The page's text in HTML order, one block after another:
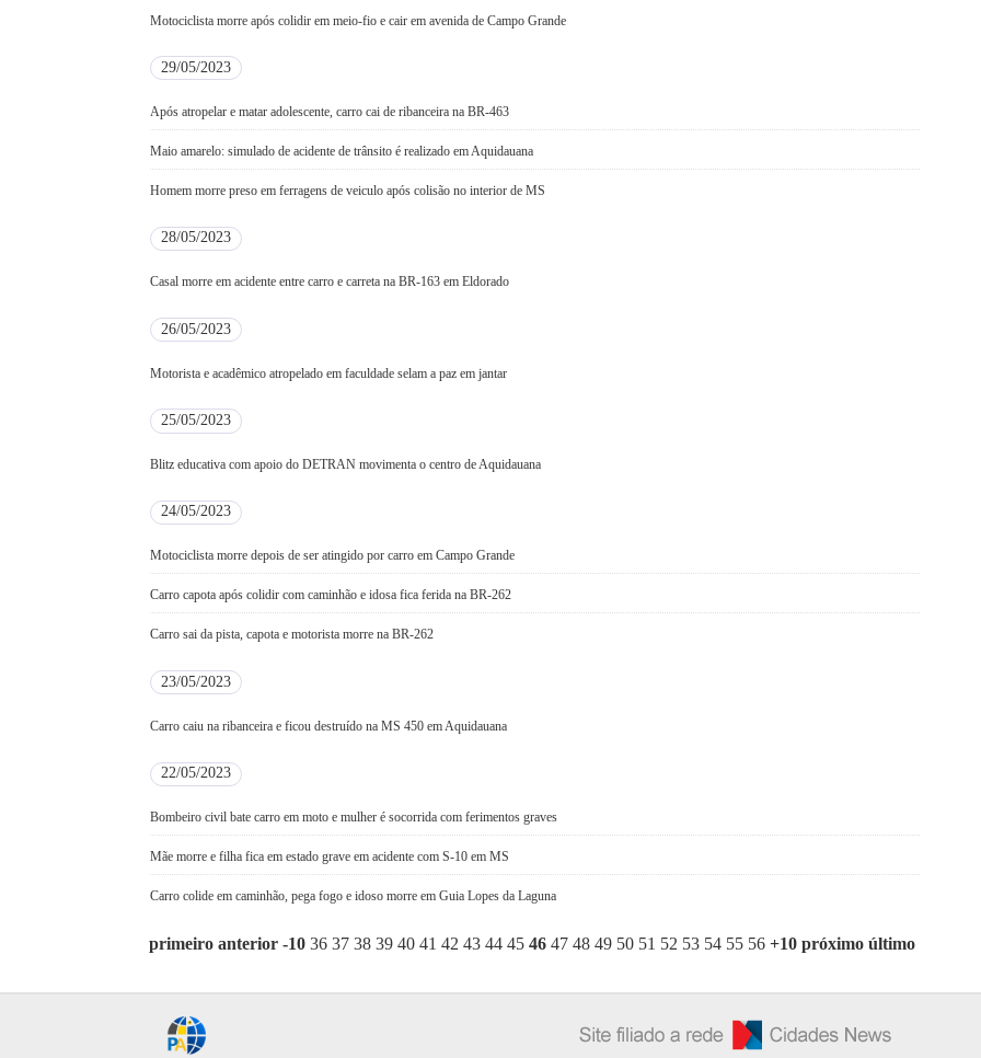
Motociclista morre após colidir em meio-fio e cair em avenida de Campo Grande
29/05/2023
Após atropelar e matar adolescente, carro cai de ribanceira na BR-463
Maio amarelo: simulado de acidente de trânsito é realizado em Aquidauana
Homem morre preso em ferragens de veiculo após colisão no interior de MS
28/05/2023
Casal morre em acidente entre carro e carreta na BR-163 em Eldorado
26/05/2023
Motorista e acadêmico atropelado em faculdade selam a paz em jantar
25/05/2023
Blitz educativa com apoio do DETRAN movimenta o centro de Aquidauana
24/05/2023
Motociclista morre depois de ser atingido por carro em Campo Grande
Carro capota após colidir com caminhão e idosa fica ferida na BR-262
Carro sai da pista, capota e motorista morre na BR-262
23/05/2023
Carro caiu na ribanceira e ficou destruído na MS 450 em Aquidauana
22/05/2023
Bombeiro civil bate carro em moto e mulher é socorrida com ferimentos graves
Mãe morre e filha fica em estado grave em acidente com S-10 em MS
Carro colide em caminhão, pega fogo e idoso morre em Guia Lopes da Laguna
primeiro anterior -10 36 37 38 39 40 41 42 43 44 45 4647 48 49 50 51 52 53 54 55 56 +10 próximo último